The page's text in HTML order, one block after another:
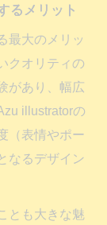
るメリット
最大のメリッ
クオリティの
があり、幅広
illustratorの
（表情やポー
なるデザイン
とも大きな魅